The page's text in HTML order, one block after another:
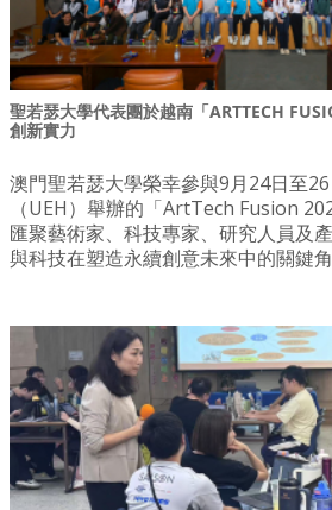
聖若瑟大學代表團於越南「ARTTECH
創新實力
澳門聖若瑟大學榮幸參與9月24日至
（UEH）舉辦的「ArtTech Fusion
匯聚藝術家、科技專家、研究人員及
與科技在塑造永續創意未來中的關鍵角